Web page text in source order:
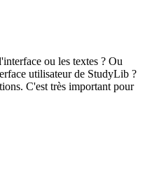
ou les textes ? Ou
utilisateur de StudyLib ?
C'est très important pour